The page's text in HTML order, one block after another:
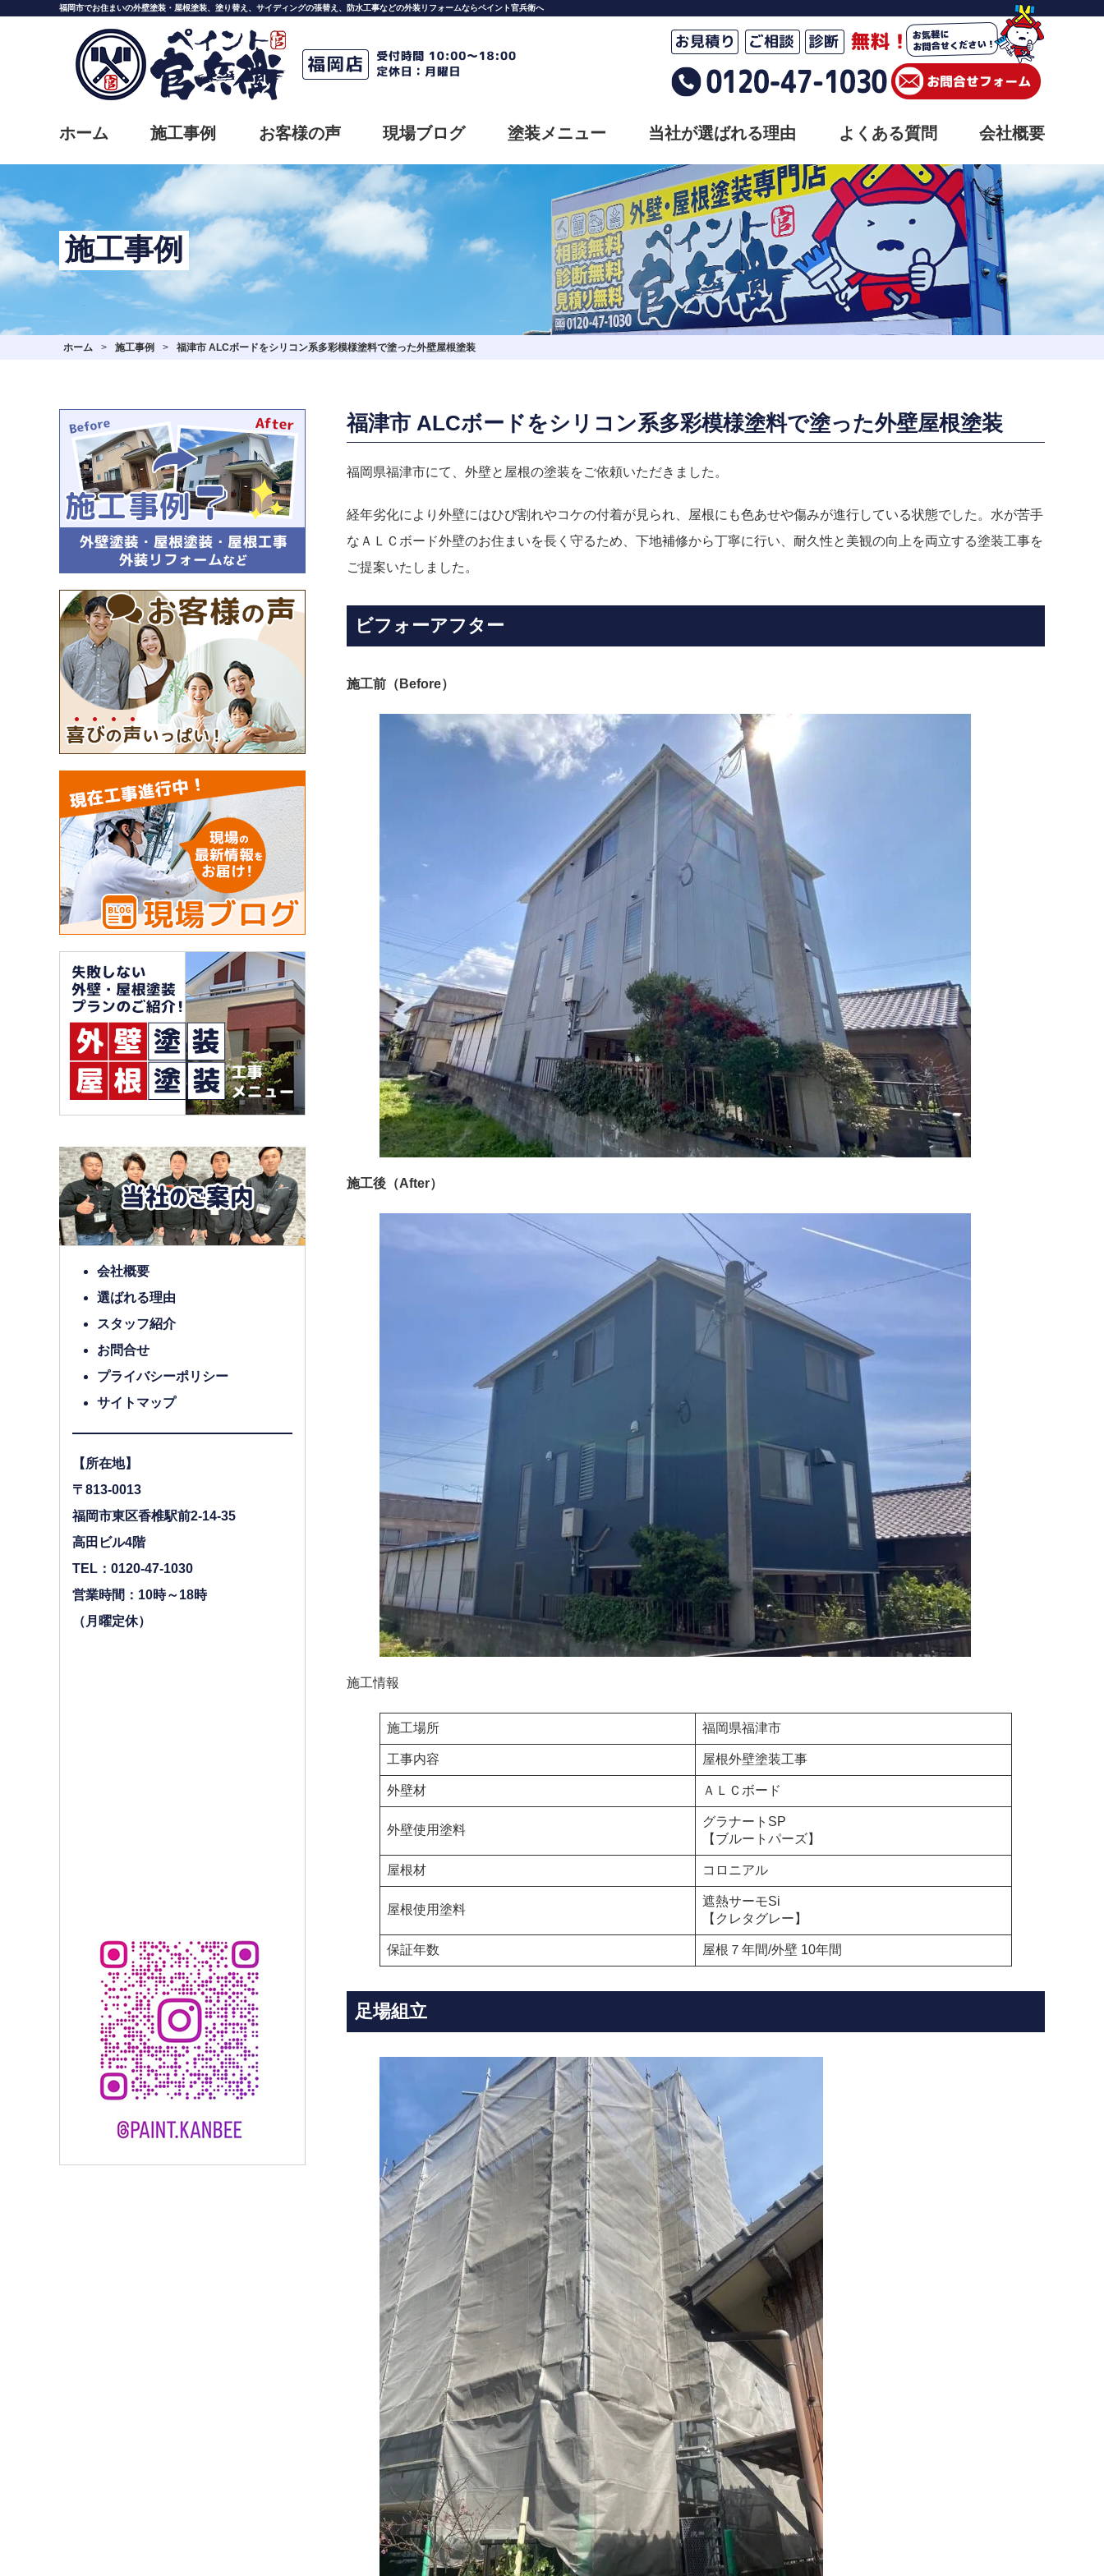
to
福岡市でお住まいの外壁塗装・屋根塗装、塗り替え、サイディングの張替え、防水工事などの外装リフォームならペイント官兵衛へ
ホーム 施工事例 お客様の声 現場ブログ 塗装メニュー 当社が選ばれる理由 よくある質問 会社概要
施工事例
ホーム > 施工事例 > 福津市 ALCボードをシリコン系多彩模様塗料で塗った外壁屋根塗装
福津市 ALCボードをシリコン系多彩模様塗料で塗った外壁屋根塗装
福岡県福津市にて、外壁と屋根の塗装をご依頼いただきました。
経年劣化により外壁にはひび割れやコケの付着が見られ、屋根にも色あせや傷みが進行している状態でした。水が苦手
なＡＬＣボード外壁のお住まいを長く守るため、下地補修から丁寧に行い、耐久性と美観の向上を両立する塗装工事を
ご提案いたしました。
ビフォーアフター
施工前（Before）
施工後（After）
施工情報
施工場所 福岡県福津市
工事内容 屋根外壁塗装工事
外壁材 ＡＬＣボード
外壁使用塗料
グラナートSP
【ブルートパーズ】
屋根材 コロニアル
屋根使用塗料
遮熱サーモSi
【クレタグレー】
保証年数 屋根７年間/外壁 10年間
足場組立
会社概要
選ばれる理由
スタッフ紹介
お問合せ
プライバシーポリシー
サイトマップ
【所在地】
〒813-0013
福岡市東区香椎駅前2-14-35
高田ビル4階
TEL：0120-47-1030
営業時間：10時～18時
（月曜定休）